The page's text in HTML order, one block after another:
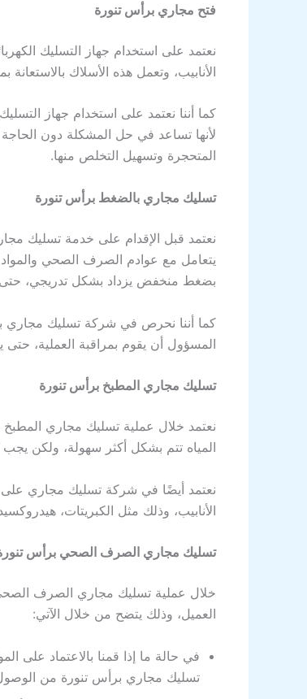
فتح مجاري برأس تنورة
نعتمد على استخدام جهاز التسليك
الأنابيب، وتعمل هذه الأسلاك
كما أننا نعتمد على استخدام جهاز
لأنها تساعد في حل المشكلة دون
المتحجرة وتسهيل التخلص منها.
تسليك مجاري بالضغط برأس تنورة
نعتمد قبل الإقدام على خدمة تسليك
يتعامل مع عوادم الصرف الصحي والمواد
بضغط منخفض يزداد بشكل تدريجي، حتى
كما أننا نحرص في شركة تسليك مجاري
المسؤول أن يقوم بمراقبة العملية،
تسليك مجاري المطبخ برأس تنورة
نعتمد خلال عملية تسليك مجاري
المياه تتم بشكل أكثر سهولة، ولكن
نعتمد أيضًا في شركة تسليك مجاري
الأنابيب، وذلك مثل الكبريتات،
تسليك مجاري الصرف الصحي برأس
خلال عملية تسليك مجاري الصرف الصحي
العميل، وذلك يتضح من خلال الآتي:
في حالة ما إذا قمنا بالاعتماد على
تسليك مجاري برأس تنورة من الوصول